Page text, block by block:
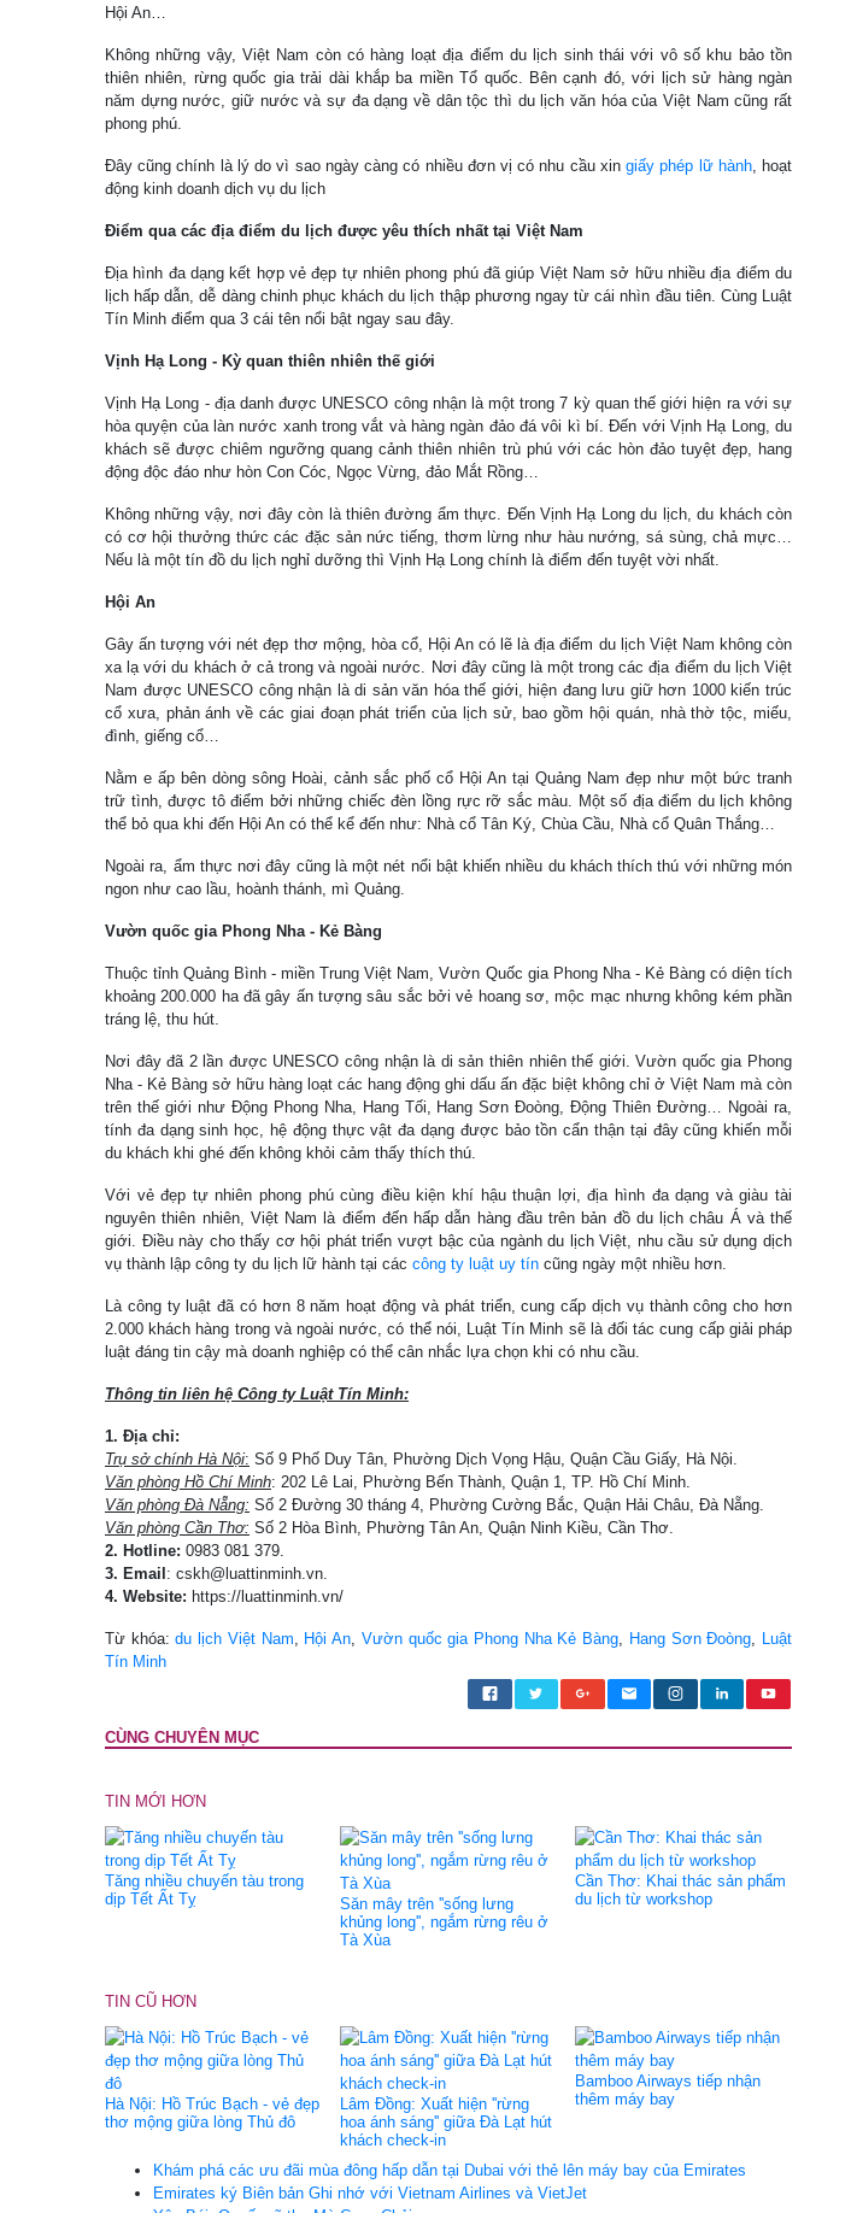
Hội An…
Không những vậy, Việt Nam còn có hàng loạt địa điểm du lịch sinh thái với vô số khu bảo tồn
thiên nhiên, rừng quốc gia trải dài khắp ba miền Tổ quốc. Bên cạnh đó, với lịch sử hàng ngàn
năm dựng nước, giữ nước và sự đa dạng về dân tộc thì du lịch văn hóa của Việt Nam cũng rất
phong phú.
Đây cũng chính là lý do vì sao ngày càng có nhiều đơn vị có nhu cầu xingiấy phép lữ hành, hoạt
động kinh doanh dịch vụ du lịch
Điểm qua các địa điểm du lịch được yêu thích nhất tại Việt Nam
Địa hình đa dạng kết hợp vẻ đẹp tự nhiên phong phú đã giúp Việt Nam sở hữu nhiều địa điểm du
lịch hấp dẫn, dễ dàng chinh phục khách du lịch thập phương ngay từ cái nhìn đầu tiên. Cùng Luật
Tín Minh điểm qua 3 cái tên nổi bật ngay sau đây.
Vịnh Hạ Long - Kỳ quan thiên nhiên thế giới
Vịnh Hạ Long - địa danh được UNESCO công nhận là một trong 7 kỳ quan thế giới hiện ra với sự
hòa quyện của làn nước xanh trong vắt và hàng ngàn đảo đá vôi kì bí. Đến với Vịnh Hạ Long, du
khách sẽ được chiêm ngưỡng quang cảnh thiên nhiên trù phú với các hòn đảo tuyệt đẹp, hang
động độc đáo như hòn Con Cóc, Ngọc Vừng, đảo Mắt Rồng…
Không những vậy, nơi đây còn là thiên đường ẩm thực. Đến Vịnh Hạ Long du lịch, du khách còn
có cơ hội thưởng thức các đặc sản nức tiếng, thơm lừng như hàu nướng, sá sùng, chả mực…
Nếu là một tín đồ du lịch nghỉ dưỡng thì Vịnh Hạ Long chính là điểm đến tuyệt vời nhất.
Hội An
Gây ấn tượng với nét đẹp thơ mộng, hòa cổ, Hội An có lẽ là địa điểm du lịch Việt Nam không còn
xa lạ với du khách ở cả trong và ngoài nước. Nơi đây cũng là một trong các địa điểm du lịch Việt
Nam được UNESCO công nhận là di sản văn hóa thế giới, hiện đang lưu giữ hơn 1000 kiến trúc
cổ xưa, phản ánh về các giai đoạn phát triển của lịch sử, bao gồm hội quán, nhà thờ tộc, miếu,
đình, giếng cổ…
Nằm e ấp bên dòng sông Hoài, cảnh sắc phố cổ Hội An tại Quảng Nam đẹp như một bức tranh
trữ tình, được tô điểm bởi những chiếc đèn lồng rực rỡ sắc màu. Một số địa điểm du lịch không
thể bỏ qua khi đến Hội An có thể kể đến như: Nhà cổ Tân Ký, Chùa Cầu, Nhà cổ Quân Thắng…
Ngoài ra, ẩm thực nơi đây cũng là một nét nổi bật khiến nhiều du khách thích thú với những món
ngon như cao lầu, hoành thánh, mì Quảng.
Vườn quốc gia Phong Nha - Kẻ Bàng
Thuộc tỉnh Quảng Bình - miền Trung Việt Nam, Vườn Quốc gia Phong Nha - Kẻ Bàng có diện tích
khoảng 200.000 ha đã gây ấn tượng sâu sắc bởi vẻ hoang sơ, mộc mạc nhưng không kém phần
tráng lệ, thu hút.
Nơi đây đã 2 lần được UNESCO công nhận là di sản thiên nhiên thế giới. Vườn quốc gia Phong
Nha - Kẻ Bàng sở hữu hàng loạt các hang động ghi dấu ấn đặc biệt không chỉ ở Việt Nam mà còn
trên thế giới như Động Phong Nha, Hang Tối, Hang Sơn Đoòng, Động Thiên Đường… Ngoài ra,
tính đa dạng sinh học, hệ động thực vật đa dạng được bảo tồn cẩn thận tại đây cũng khiến mỗi
du khách khi ghé đến không khỏi cảm thấy thích thú.
Với vẻ đẹp tự nhiên phong phú cùng điều kiện khí hậu thuận lợi, địa hình đa dạng và giàu tài
nguyên thiên nhiên, Việt Nam là điểm đến hấp dẫn hàng đầu trên bản đồ du lịch châu Á và thế
giới. Điều này cho thấy cơ hội phát triển vượt bậc của ngành du lịch Việt, nhu cầu sử dụng dịch
vụ thành lập công ty du lịch lữ hành tại các công ty luật uy tín cũng ngày một nhiều hơn.
Là công ty luật đã có hơn 8 năm hoạt động và phát triển, cung cấp dịch vụ thành công cho hơn
2.000 khách hàng trong và ngoài nước, có thể nói, Luật Tín Minh sẽ là đối tác cung cấp giải pháp
luật đáng tin cậy mà doanh nghiệp có thể cân nhắc lựa chọn khi có nhu cầu.
Thông tin liên hệ Công ty Luật Tín Minh:
1. Địa chỉ:
Trụ sở chính Hà Nội: Số 9 Phố Duy Tân, Phường Dịch Vọng Hậu, Quận Cầu Giấy, Hà Nội.
Văn phòng Hồ Chí Minh: 202 Lê Lai, Phường Bến Thành, Quận 1, TP. Hồ Chí Minh.
Văn phòng Đà Nẵng: Số 2 Đường 30 tháng 4, Phường Cường Bắc, Quận Hải Châu, Đà Nẵng.
Văn phòng Cần Thơ: Số 2 Hòa Bình, Phường Tân An, Quận Ninh Kiều, Cần Thơ.
2. Hotline: 0983 081 379.
3. Email : cskh@luattinminh.vn.
4. Website: https://luattinminh.vn/
Từ khóa:du lịch Việt Nam, Hội An, Vườn quốc gia Phong Nha Kẻ Bàng, Hang Sơn Đoòng, Luật
Tín Minh
CÙNG CHUYÊN MỤC
TIN MỚI HƠN
Tăng nhiều chuyến tàu trong
dịp Tết Ất Tỵ
Săn mây trên ''sống lưng
khủng long'', ngắm rừng rêu ở
Tà Xùa
Cần Thơ: Khai thác sản phẩm
du lịch từ workshop
TIN CŨ HƠN
Hà Nội: Hồ Trúc Bạch - vẻ đẹp
thơ mộng giữa lòng Thủ đô
Lâm Đồng: Xuất hiện ''rừng
hoa ánh sáng'' giữa Đà Lạt hút
khách check-in
Bamboo Airways tiếp nhận
thêm máy bay
Khám phá các ưu đãi mùa đông hấp dẫn tại Dubai với thẻ lên máy bay của Emirates
Emirates ký Biên bản Ghi nhớ với Vietnam Airlines và VietJet